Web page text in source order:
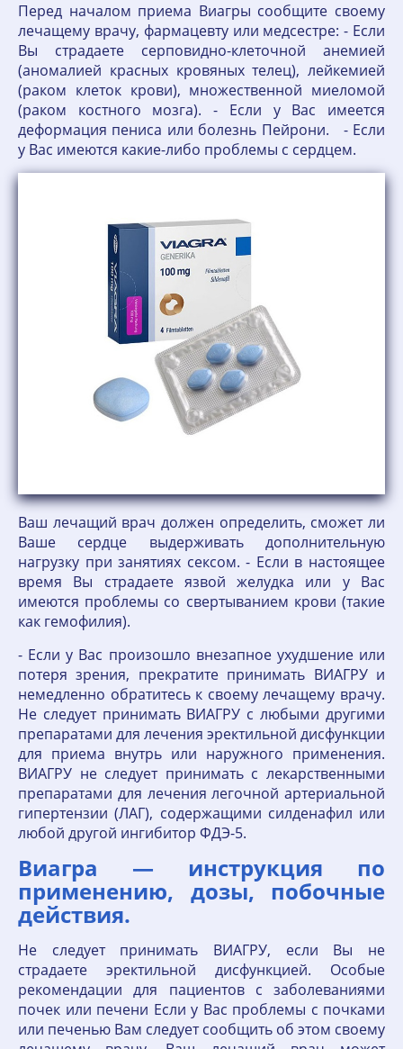
Перед началом приема Виагры сообщите своему
лечащему врачу, фармацевту или медсестре: - Если
Вы страдаете серповидно-клеточной анемией
(аномалией красных кровяных телец), лейкемией
(раком клеток крови), множественной миеломой
(раком костного мозга). - Если у Вас имеется
деформация пениса или болезнь Пейрони. - Если
у Вас имеются какие-либо проблемы с сердцем.
Ваш лечащий врач должен определить, сможет ли
Ваше сердце выдерживать дополнительную
нагрузку при занятиях сексом. - Если в настоящее
время Вы страдаете язвой желудка или у Вас
имеются проблемы со свертыванием крови (такие
как гемофилия).
- Если у Вас произошло внезапное ухудшение или
потеря зрения, прекратите принимать ВИАГРУ и
немедленно обратитесь к своему лечащему врачу.
Не следует принимать ВИАГРУ с любыми другими
препаратами для лечения эректильной дисфункции
для приема внутрь или наружного применения.
ВИАГРУ не следует принимать с лекарственными
препаратами для лечения легочной артериальной
гипертензии (ЛАГ), содержащими силденафил или
любой другой ингибитор ФДЭ-5.
Виагра — инструкция по
применению, дозы, побочные
действия.
Не следует принимать ВИАГРУ, если Вы не
страдаете эректильной дисфункцией. Особые
рекомендации для пациентов с заболеваниями
почек или печени Если у Вас проблемы с почками
или печенью Вам следует сообщить об этом своему